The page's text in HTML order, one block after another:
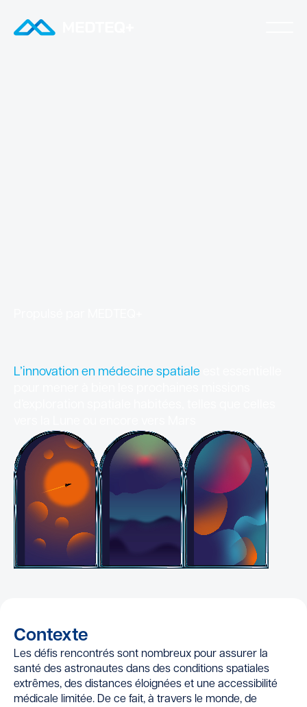
L’innovation en médecine spatiale
Contexte
Les défis rencontrés sont nombreux pour assurer la
santé des astronautes dans des conditions spatiales
extrêmes, des distances éloignées et une accessibilité
médicale limitée. De ce fait, à travers le monde, de